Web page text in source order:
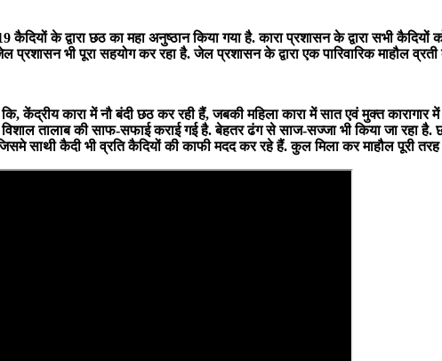
के द्वारा छठ का महा अनुष्ठान किया गया है. कारा प्रशासन के द्वारा सभी
प्रशासन भी पूरा सहयोग कर रहा है. जेल प्रशासन के द्वारा एक पारिवारिक माहौल
कि, केंद्रीय कारा में नौ बंदी छठ कर रही हैं, जबकी महिला कारा में सात एवं मुक्त
विशाल तालाब की साफ-सफाई कराई गई है. बेहतर ढंग से साज-सज्जा भी किया जा रहा
जिसमे साथी कैदी भी व्रति कैदियों की काफी मदद कर रहे हैं. कुल मिला कर माहौल पूरी